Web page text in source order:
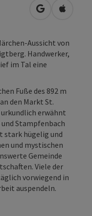
in Google
in
Aussicht von
Handwerker,
im Tal eine
Fuße des 892 m
den Markt St.
erwähnt
und Stampfenbach
stark hügelig und
und mystischen
Gemeinde
Viele der
vorwiegend in
auspendeln.